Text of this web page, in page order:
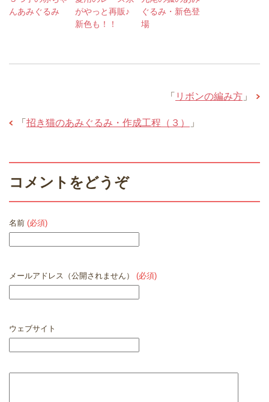
んあみぐるみ
がやっと再販♪
新色も！！
ぐるみ・新色登
場
「 リボンの編み方 」
「 招き猫のあみぐるみ・作成工程（３） 」
コメントをどうぞ
名前 (必須)
メールアドレス（公開されません） (必須)
ウェブサイト